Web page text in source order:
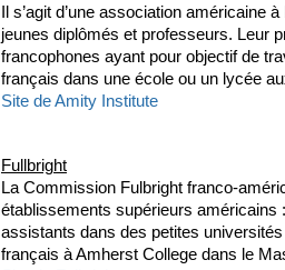
Il s’agit d’une association
jeunes diplômés et professeurs. Leur
francophones ayant pour objectif de
français dans une école ou un lycée
Site de Amity Institute
Fullbright
La Commission Fulbright franco-
établissements supérieurs américains
assistants dans des petites
français à Amherst College dans le